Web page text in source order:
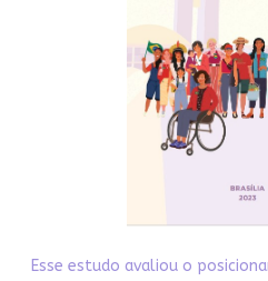
Esse estudo avaliou o